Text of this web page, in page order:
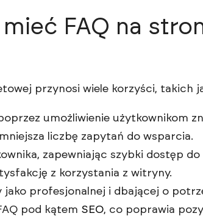
FAQ na
przynosi wiele korzyści, takich
umożliwienie użytkownikom
liczbę zapytań do wsparcia.
zapewniając szybki dostęp
z korzystania z witryny.
profesjonalnej i dbającej o
pod kątem SEO, co poprawia